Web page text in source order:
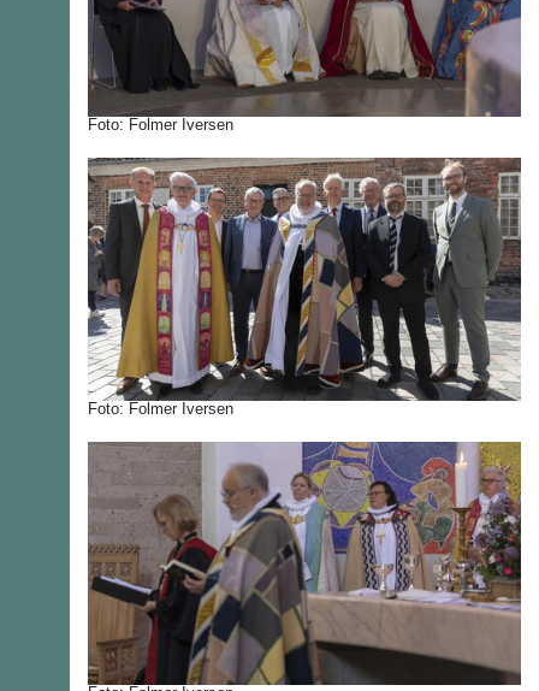
Foto: Folmer Iversen
Foto: Folmer Iversen